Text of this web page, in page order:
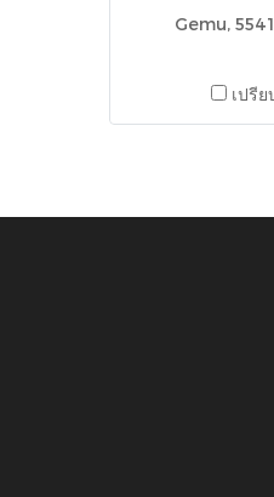
Gemu,
เปรีย